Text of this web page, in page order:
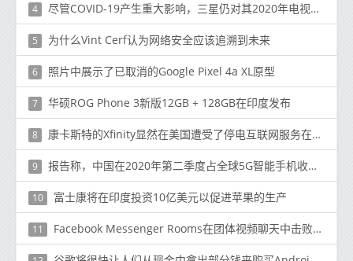
4 尽管COVID-19产生重大影响，三星仍对其2020年电视销售目标充满信心
5 为什么Vint Cerf认为网络安全应该追溯到未来
6 照片中展示了已取消的Google Pixel 4a XL原型
7 华硕ROG Phone 3新版12GB + 128GB在印度发布
8 康卡斯特的Xfinity显然在美国遭受了停电互联网服务在该国很大一部分地区都在下降
9 报告称，中国在2020年第二季度占全球5G智能手机收入的72％
10 富士康将在印度投资10亿美元以促进苹果的生产
11 Facebook Messenger Rooms在团体视频聊天中击败Zoom